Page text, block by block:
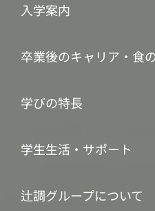
入学案内
卒業後のキャリア・食
学びの特長
学生生活・サポート
辻調グループについて